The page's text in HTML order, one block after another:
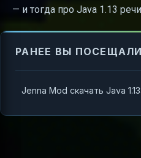
— и тогда про Java 1.13
РАНЕЕ ВЫ ПОСЕЩАЛИ